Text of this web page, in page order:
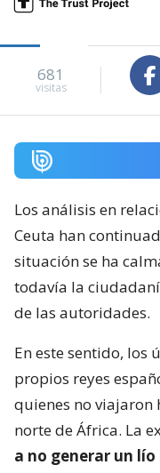
681
visitas
Los análisis en
Ceuta han
situación se ha
todavía la
de las autoridades.
En este sentido, los
propios reyes
quienes no viajaron
norte de África. La
a no generar un